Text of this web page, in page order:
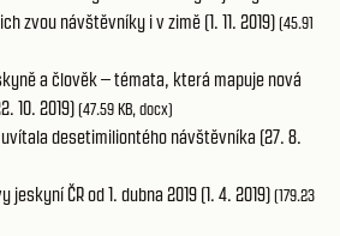
zvou návštěvníky i v zimě (1. 11. 2019)(45.91
a člověk – témata, která mapuje nová
10. 2019)(47.59 KB, docx)
uvítala desetimiliontého návštěvníka (27. 8.
jeskyní ČR od 1. dubna 2019 (1. 4. 2019)(179.23